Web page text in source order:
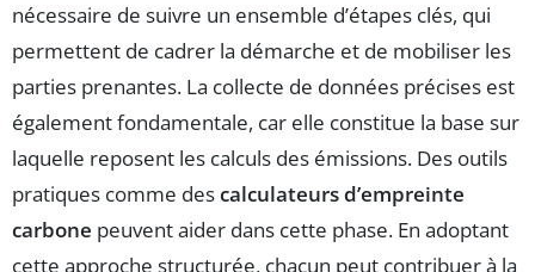
nécessaire de suivre un ensemble d’étapes clés, qui
permettent de cadrer la démarche et de mobiliser les
parties prenantes. La collecte de données précises est
également fondamentale, car elle constitue la base sur
laquelle reposent les calculs des émissions. Des outils
pratiques comme descalculateurs d’empreinte
carbone peuvent aider dans cette phase. En adoptant
cette approche structurée, chacun peut contribuer à la